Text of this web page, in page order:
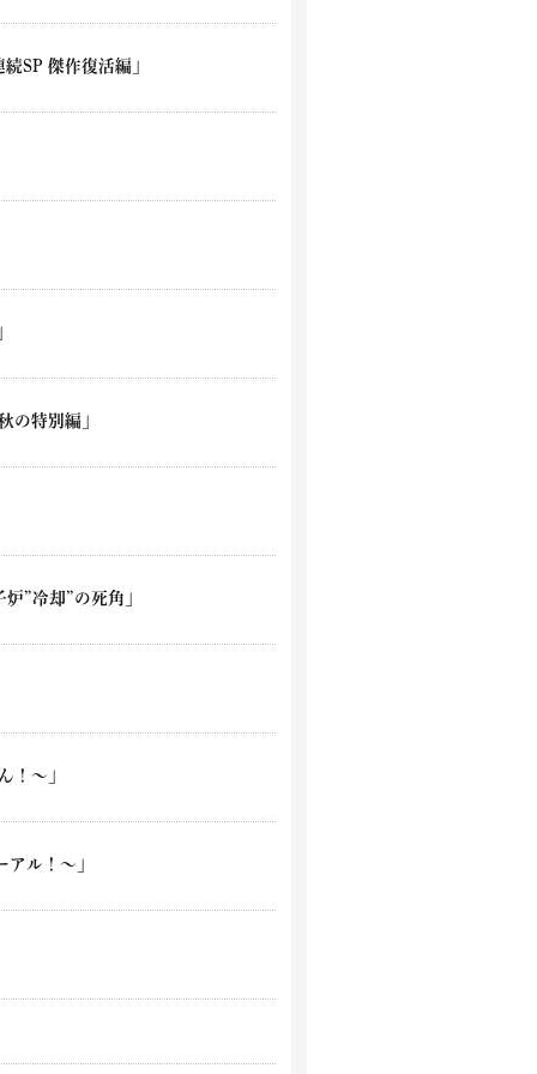
SP 傑作復活編」
の特別編｣
”冷却”の死角｣
！～｣
アル！～｣